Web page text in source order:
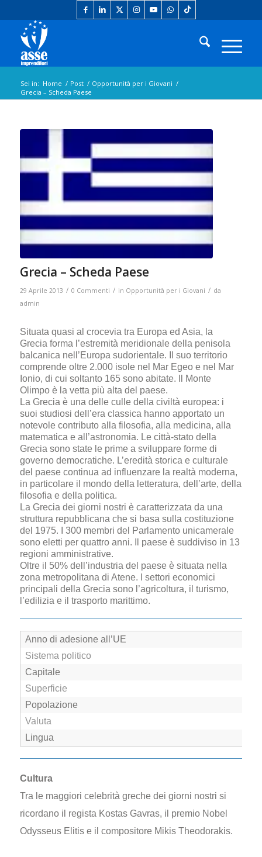
Sei in: Home / Post / Opportunità per i Giovani /
Grecia – Scheda Paese
Grecia – Scheda Paese
29 Aprile 2013 / 0 Commenti / in Opportunità per i Giovani / da
admin
Situata quasi al crocevia tra Europa ed Asia, la
Grecia forma l’estremità meridionale della penisola
balcanica nell’Europa sudorientale. Il suo territorio
comprende oltre 2.000 isole nel Mar Egeo e nel Mar
Ionio, di cui soltanto 165 sono abitate. Il Monte
Olimpo è la vetta più alta del paese.
La Grecia è una delle culle della civiltà europea: i
suoi studiosi dell’era classica hanno apportato un
notevole contributo alla filosofia, alla medicina, alla
matematica e all’astronomia. Le città-stato della
Grecia sono state le prime a sviluppare forme di
governo democratiche. L’eredità storica e culturale
del paese continua ad influenzare la realtà moderna,
in particolare il mondo della letteratura, dell’arte, della
filosofia e della politica.
La Grecia dei giorni nostri è caratterizzata da una
struttura repubblicana che si basa sulla costituzione
del 1975. I 300 membri del Parlamento unicamerale
sono eletti per quattro anni. Il paese è suddiviso in 13
regioni amministrative.
Oltre il 50% dell’industria del paese è situata nella
zona metropolitana di Atene. I settori economici
principali della Grecia sono l’agricoltura, il turismo,
l’edilizia e il trasporto marittimo.
Anno di adesione all’UE
Sistema politico
Capitale
Superficie
Popolazione
Valuta
Lingua
Cultura
Tra le maggiori celebrità greche dei giorni nostri si
ricordano il regista Kostas Gavras, il premio Nobel
Odysseus Elitis e il compositore Mikis Theodorakis.